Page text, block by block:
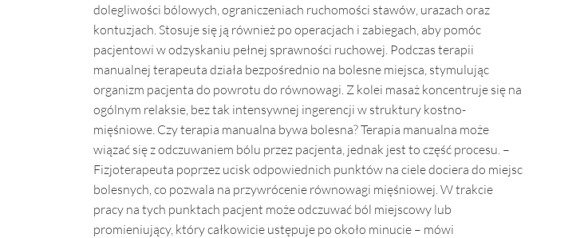
dolegliwości bólowych, ograniczeniach ruchomości stawów, urazach oraz
kontuzjach. Stosuje się ją również po operacjach i zabiegach, aby pomóc
pacjentowi w odzyskaniu pełnej sprawności ruchowej. Podczas terapii
manualnej terapeuta działa bezpośrednio na bolesne miejsca, stymulując
organizm pacjenta do powrotu do równowagi. Z kolei masaż koncentruje się na
ogólnym relaksie, bez tak intensywnej ingerencji w struktury kostno-
mięśniowe. Czy terapia manualna bywa bolesna? Terapia manualna może
wiązać się z odczuwaniem bólu przez pacjenta, jednak jest to część procesu. –
Fizjoterapeuta poprzez ucisk odpowiednich punktów na ciele dociera do miejsc
bolesnych, co pozwala na przywrócenie równowagi mięśniowej. W trakcie
pracy na tych punktach pacjent może odczuwać ból miejscowy lub
promieniujący, który całkowicie ustępuje po około minucie – mówi